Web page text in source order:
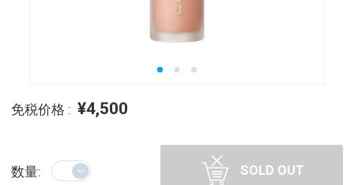
免税价格 : ¥4,500
数量: SOLD OUT